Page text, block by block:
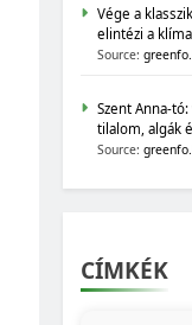
Vége a
elintézi a
Source:
Szent Anna-
tilalom, algák
Source:
CÍMKÉK